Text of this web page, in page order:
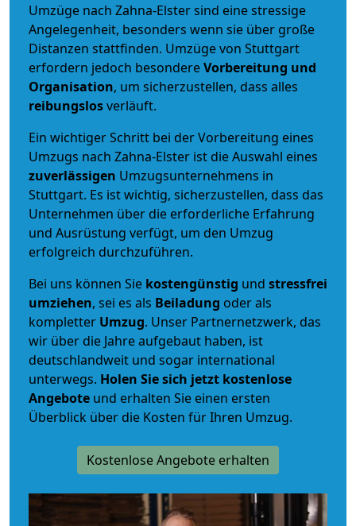
Umzüge nach Zahna-Elster sind eine stressige
Angelegenheit, besonders wenn sie über große
Distanzen stattfinden. Umzüge von Stuttgart
erfordern jedoch besondereVorbereitung und
Organisation, um sicherzustellen, dass alles
reibungslosverläuft.
Ein wichtiger Schritt bei der Vorbereitung eines
Umzugs nach Zahna-Elster ist die Auswahl eines
zuverlässigen Umzugsunternehmens in
Stuttgart. Es ist wichtig, sicherzustellen, dass das
Unternehmen über die erforderliche Erfahrung
und Ausrüstung verfügt, um den Umzug
erfolgreich durchzuführen.
Bei uns können Sie kostengünstig und stressfrei
umziehen, sei es als Beiladung oder als
kompletter Umzug. Unser Partnernetzwerk, das
wir über die Jahre aufgebaut haben, ist
deutschlandweit und sogar international
unterwegs. Holen Sie sich jetzt kostenlose
Angebote und erhalten Sie einen ersten
Überblick über die Kosten für Ihren Umzug.
Kostenlose Angebote erhalten